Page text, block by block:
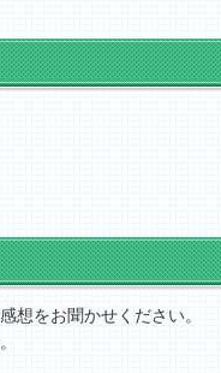
想をお聞かせください。